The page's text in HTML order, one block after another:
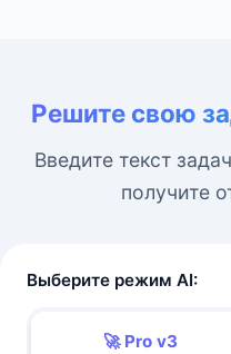
Решите свою
Введите текст
получите
Выберите режим AI:
🚀 Pro v3